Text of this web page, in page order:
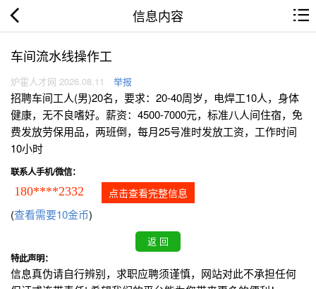
信息内容
车间流水线操作工
炉霍人才网 2026.08.11 举报
招聘车间工人(男)20名，要求：20-40周岁，电焊工10人，身体
健康，无不良嗜好。薪资：4500-7000元，标准八人间住宿，免
费发放劳保用品，两班倒，每月25号准时发放工资，工作时间
10小时
联系人手机/微信：
180****2332 点击查看完整信息
(查看需要10金币)
特此声明：
信息真伪请自行辨别，求职应聘须谨慎，网站对此不承担任何